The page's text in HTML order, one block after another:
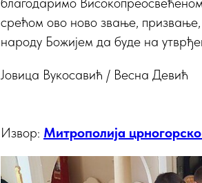
срећом ово ново звање, призвање,
народу Божијем да буде на
Јовица Вукосавић / Весна Девић
Извор: Митрополија